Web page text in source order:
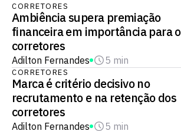
CORRETORES
Ambiência supera premiação
financeira em importância para
corretores
Adilton Fernandes 5 min
CORRETORES
Marca é critério decisivo no
recrutamento e na retenção dos
corretores
Adilton Fernandes 5 min